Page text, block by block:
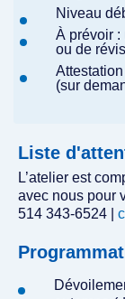
Niveau
À prévoir :
ou de
(sur
Liste
L’atelier est
avec nous pour
514 343-6524 |